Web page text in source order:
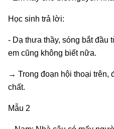
Học sinh trả lời:
- Dạ thưa thầy, sóng bắt đầu
em cũng không biết nữa.
→ Trong đoạn hội thoại trên,
chất.
Mẫu 2